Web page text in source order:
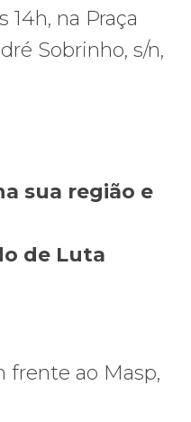
14h, na Praça
Sobrinho, s/n,
sua região e
de Luta
frente ao Masp,